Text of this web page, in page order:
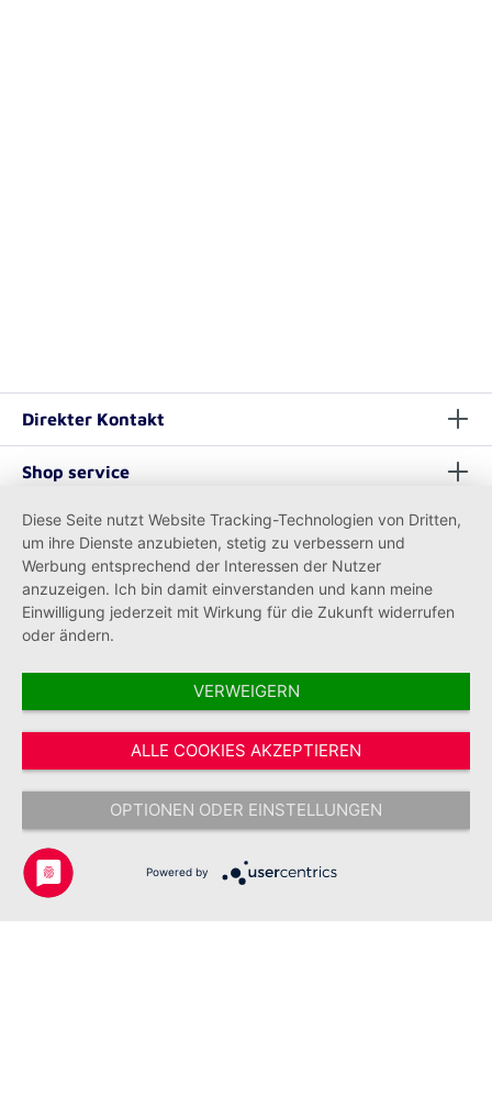
Direkter Kontakt
Shop service
Informationen
Vertrag widerrufen
* Alle Preise inkl. gesetzl. Mehrwertsteuer zzgl.Versandkostenund ggf.
Nachnahmegebühren, wenn nicht anders angegeben.
Copyright © 2026 Johanniter-Unfall-Hilfe e.V. - Alle Rechte
vorbehalten.
Diese Seite nutzt Website Tracking-Technologien von Dritten,
um ihre Dienste anzubieten, stetig zu verbessern und
Werbung entsprechend der Interessen der Nutzer
anzuzeigen. Ich bin damit einverstanden und kann meine
Einwilligung jederzeit mit Wirkung für die Zukunft widerrufen
oder ändern.
VERWEIGERN
ALLE COOKIES AKZEPTIEREN
OPTIONEN ODER EINSTELLUNGEN
Powered by